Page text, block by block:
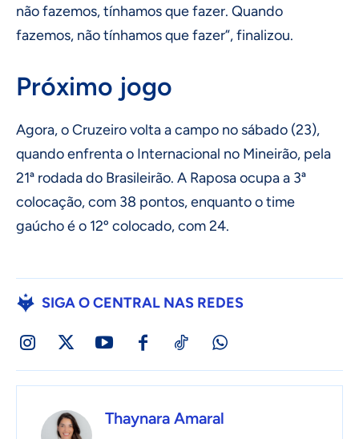
não fazemos, tínhamos que fazer. Quando
fazemos, não tínhamos que fazer”, finalizou.
Próximo jogo
Agora, o Cruzeiro volta a campo no sábado (23),
quando enfrenta o Internacional no Mineirão, pela
21ª rodada do Brasileirão. A Raposa ocupa a 3ª
colocação, com 38 pontos, enquanto o time
gaúcho é o 12º colocado, com 24.
SIGA O CENTRAL NAS REDES
Thaynara Amaral